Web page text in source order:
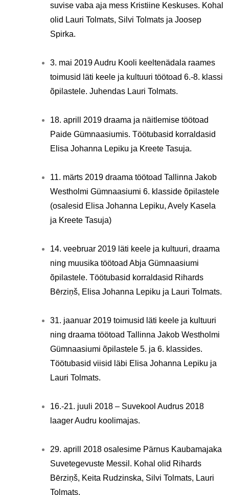
suvise vaba aja mess Kristiine Keskuses. Kohal
olid Lauri Tolmats, Silvi Tolmats ja Joosep
Spirka.
3. mai 2019 Audru Kooli keeltenädala raames
toimusid läti keele ja kultuuri töötoad 6.-8. klassi
õpilastele. Juhendas Lauri Tolmats.
18. aprill 2019 draama ja näitlemise töötoad
Paide Gümnaasiumis. Töötubasid korraldasid
Elisa Johanna Lepiku ja Kreete Tasuja.
11. märts 2019 draama töötoad Tallinna Jakob
Westholmi Gümnaasiumi 6. klasside õpilastele
(osalesid Elisa Johanna Lepiku, Avely Kasela
ja Kreete Tasuja)
14. veebruar 2019 läti keele ja kultuuri, draama
ning muusika töötoad Abja Gümnaasiumi
õpilastele. Töötubasid korraldasid Rihards
Bērziņš, Elisa Johanna Lepiku ja Lauri Tolmats.
31. jaanuar 2019 toimusid läti keele ja kultuuri
ning draama töötoad Tallinna Jakob Westholmi
Gümnaasiumi õpilastele 5. ja 6. klassides.
Töötubasid viisid läbi Elisa Johanna Lepiku ja
Lauri Tolmats.
16.-21. juuli 2018 – Suvekool Audrus 2018
laager Audru koolimajas.
29. aprill 2018 osalesime Pärnus Kaubamajaka
Suvetegevuste Messil. Kohal olid Rihards
Bērziņš, Keita Rudzinska, Silvi Tolmats, Lauri
Tolmats.